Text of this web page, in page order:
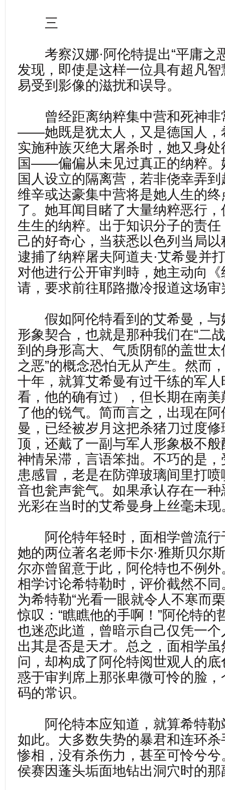
三
考察汉娜·阿伦特提出“平庸之
发现，即使是这样一位具有超凡
易受到影像的滋扰和误导。
曾经距离纳粹集中营和死神非
——她既是犹太人，又是德国人，
实施种族灭绝大屠杀时，她又身
国——偏偏从未见过真正的纳粹。
国人设立的隔离营，若非侥幸弄
维辛或达豪集中营将是她人生的
了。她耳闻目睹了大量纳粹恶行
生生的纳粹。出于知识分子的责
己的好奇心，当获悉以色列当局
逮捕了纳粹屠夫阿道夫·艾希曼并
对他进行公开审判時，她主动向
请，要求前往耶路撒冷报道这场审
假如阿伦特看到的艾希曼，与
形象契合，也就是那种我们在“二
到的身形高大、气质阴郁的盖世太
之恶”的概念恐怕无从产生。然而
十年，就算艾希曼有过干练的军
看，他的确有过），但长期在南
了他的锐气。简而言之，出现在
曼，已经被岁月这把杀猪刀过度
顶，还戴了一副与军人形象极不
神情呆滞，言语笨拙。不巧的是
患感冒，老是在防弹玻璃间里打
音也瓮声瓮气。如果承认存在一
光彩在当时的艾希曼身上丝毫未现
阿伦特年轻时，面相学曾流行
她的两位著名老师卡尔·雅斯贝尔
尔亦曾留意于此，阿伦特也不例
相学讨论希特勒时，评价截然不
为希特勒“光看一眼就令人不寒而
惊叹：“瞧瞧他的手啊！”阿伦特的
也迷恋此道，曾暗示自己仅凭一
出其是否是天才。总之，面相学
问，却构成了阿伦特阅世观人的
惑于审判席上那张卑微可怜的脸
码的常识。
阿伦特本应知道，就算希特勒
如此。大多数失势的暴君和连环
惨相，没有杀伤力，甚至可怜兮兮
侯赛因蓬头垢面地钻出洞穴时的